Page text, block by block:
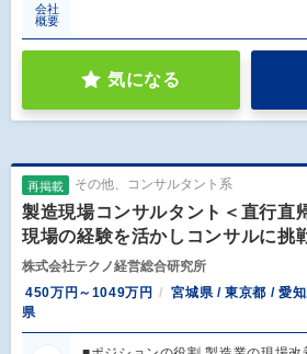
会社
概要
気になる
再掲載 その他、コンサルタント系
製造現場コンサルタント＜直行直
現場の経験を活かしコンサルに挑
株式会社テクノ経営総合研究所
450万円～1049万円
宮城県 / 東京都 / 愛
県